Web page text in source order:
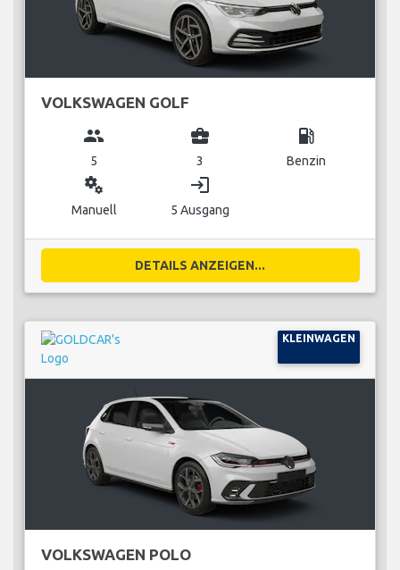
VOLKSWAGEN GOLF
group
5
business_center
3
local_gas_station
Benzin
miscellaneous_services
Manuell
login
5 Ausgang
DETAILS ANZEIGEN...
KLEINWAGEN
VOLKSWAGEN POLO